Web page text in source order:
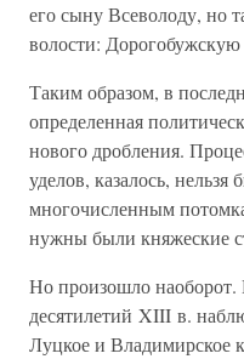
его сыну Всеволоду, но
волости:
Таким образом, в
определенная
нового дробления.
уделов, казалось, нельзя
многочисленным
нужны были княжеские
Но произошло
десятилетий XIII в.
Луцкое и Владимирское